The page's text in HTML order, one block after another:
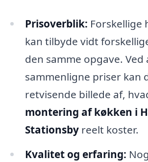
Prisoverblik:
kan tilbyde vidt
den samme opgave. Ved
sammenligne priser kan
retvisende billede af,
montering af køkken i
Stationsbyreelt koster.
Kvalitet og erfaring: